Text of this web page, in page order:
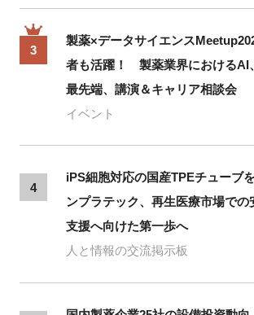
3
製薬×データサイエンス
者も活躍！ 製薬業界におけるAI
最先端、講演＆キャリア相談会
イベント
4
iPS細胞対応の国産TPEチューブ
ンプラテック、再生医療市場での
支援へ向けた第一歩へ
人と情報の交流掲示板